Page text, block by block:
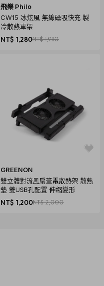
飛樂 Philo
CW15 冰炫風 無線磁吸快充 製
冷散熱車架
NT$ 1,280NT$ 1,980
GREENON
雙立體對流風扇筆電散熱架 散熱
墊 雙USB孔配置 伸縮變形
NT$ 1,200NT$ 2,000